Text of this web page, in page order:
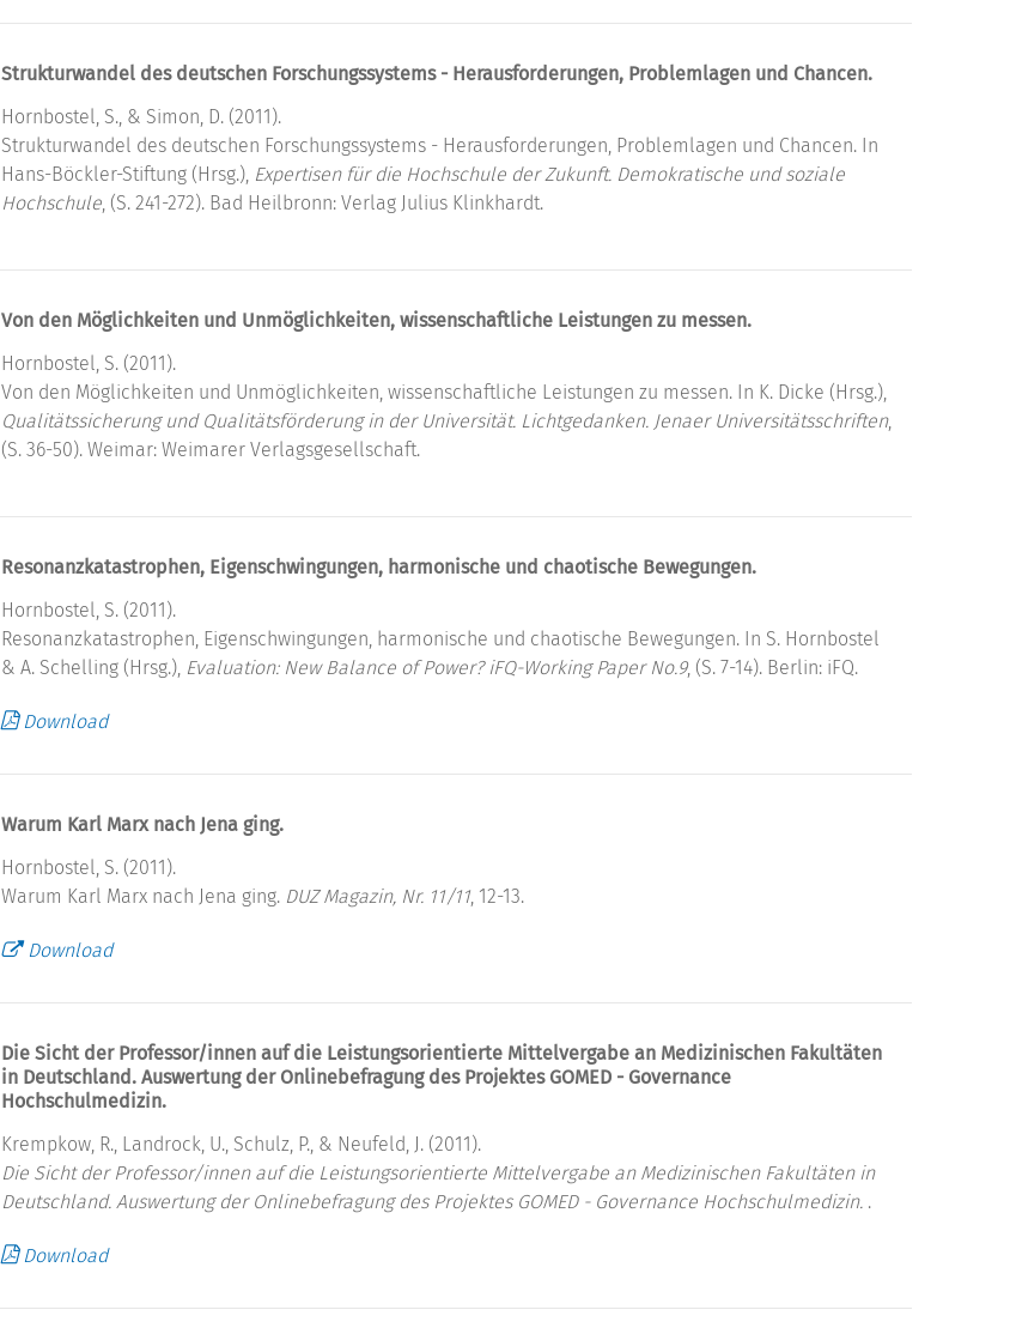
Strukturwandel des deutschen Forschungssystems - Herausforderungen, Problemlagen und Chancen.
Hornbostel, S., & Simon, D. (2011).
Strukturwandel des deutschen Forschungssystems - Herausforderungen, Problemlagen und Chancen. In
Hans-Böckler-Stiftung (Hrsg.), Expertisen für die Hochschule der Zukunft. Demokratische und soziale
Hochschule , (S. 241-272). Bad Heilbronn: Verlag Julius Klinkhardt.
Von den Möglichkeiten und Unmöglichkeiten, wissenschaftliche Leistungen zu messen.
Hornbostel, S. (2011).
Von den Möglichkeiten und Unmöglichkeiten, wissenschaftliche Leistungen zu messen. In K. Dicke (Hrsg.),
Qualitätssicherung und Qualitätsförderung in der Universität. Lichtgedanken. Jenaer Universitätsschriften,
(S. 36-50). Weimar: Weimarer Verlagsgesellschaft.
Resonanzkatastrophen, Eigenschwingungen, harmonische und chaotische Bewegungen.
Hornbostel, S. (2011).
Resonanzkatastrophen, Eigenschwingungen, harmonische und chaotische Bewegungen. In S. Hornbostel
& A. Schelling (Hrsg.), Evaluation: New Balance of Power? iFQ-Working Paper No.9, (S. 7-14). Berlin: iFQ.
Download
Warum Karl Marx nach Jena ging.
Hornbostel, S. (2011).
Warum Karl Marx nach Jena ging. DUZ Magazin, Nr. 11/11, 12-13.
Download
Die Sicht der Professor/innen auf die Leistungsorientierte Mittelvergabe an Medizinischen Fakultäten
in Deutschland. Auswertung der Onlinebefragung des Projektes GOMED - Governance
Hochschulmedizin.
Krempkow, R., Landrock, U., Schulz, P., & Neufeld, J. (2011).
Die Sicht der Professor/innen auf die Leistungsorientierte Mittelvergabe an Medizinischen Fakultäten in
Deutschland. Auswertung der Onlinebefragung des Projektes GOMED - Governance Hochschulmedizin. .
Download